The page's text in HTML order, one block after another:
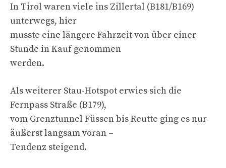
In Tirol waren viele ins Zillertal (B181/B169)
unterwegs, hier
musste eine längere Fahrzeit von über einer
Stunde in Kauf genommen
werden.
Als weiterer Stau-Hotspot erwies sich die
Fernpass Straße (B179),
vom Grenztunnel Füssen bis Reutte ging es nur
äußerst langsam voran –
Tendenz steigend.